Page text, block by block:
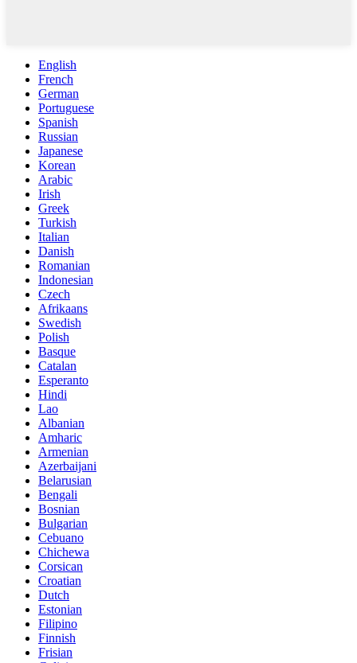
English
French
German
Portuguese
Spanish
Russian
Japanese
Korean
Arabic
Irish
Greek
Turkish
Italian
Danish
Romanian
Indonesian
Czech
Afrikaans
Swedish
Polish
Basque
Catalan
Esperanto
Hindi
Lao
Albanian
Amharic
Armenian
Azerbaijani
Belarusian
Bengali
Bosnian
Bulgarian
Cebuano
Chichewa
Corsican
Croatian
Dutch
Estonian
Filipino
Finnish
Frisian